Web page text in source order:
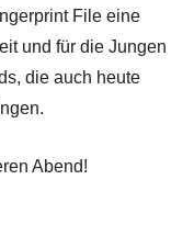
File eine
und für die Jungen
die auch heute
Abend!